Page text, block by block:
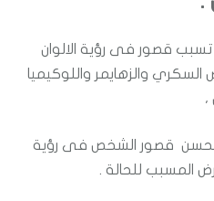
قصور فى رؤية الالوان
والزهايمر واللوكيميا
قصور الشخص فى رؤية
للحالة .